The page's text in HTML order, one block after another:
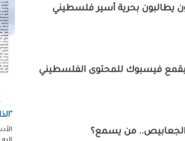
يطالبون بحرية أسير فلسطيني
فيسبوك للمحتوى الفلسطيني
من يسمع؟